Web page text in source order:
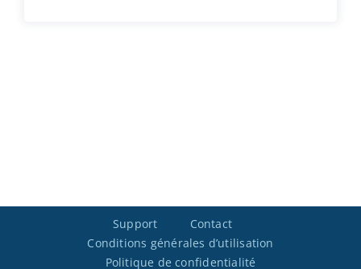
Support
Contact
Conditions générales d’utilisation
Politique de confidentialité